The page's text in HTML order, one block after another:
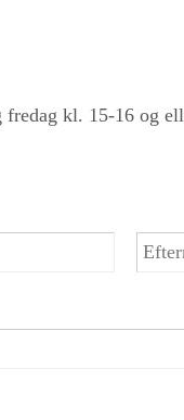
kl. 15-16 og